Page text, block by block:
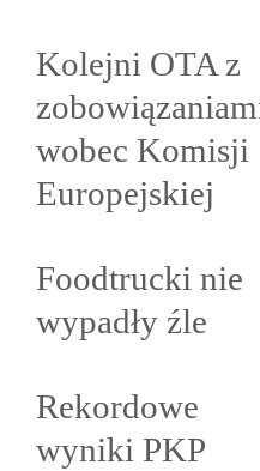
Kolejni OTA z
wobec Komisji
Europejskiej
Foodtrucki nie
wypadły źle
Rekordowe
wyniki PKP